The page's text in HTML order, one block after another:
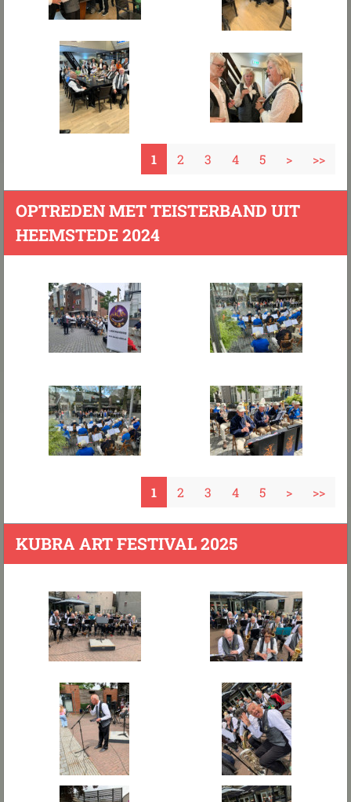
1 2 3 4 5 > >>
OPTREDEN MET TEISTERBAND UIT
HEEMSTEDE 2024
1 2 3 4 5 > >>
KUBRA ART FESTIVAL 2025